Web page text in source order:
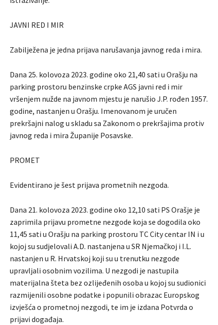
JAVNI RED I MIR
Zabilježena je jedna prijava narušavanja javnog reda i mira.
Dana 25. kolovoza 2023. godine oko 21,40 sati u Orašju na
parking prostoru benzinske crpke AGS javni red i mir
vršenjem nužde na javnom mjestu je narušio J.P. rođen 1957.
godine, nastanjen u Orašju. Imenovanom je uručen
prekršajni nalog u skladu sa Zakonom o prekršajima protiv
javnog reda i mira Županije Posavske.
PROMET
Evidentirano je šest prijava prometnih nezgoda.
Dana 21. kolovoza 2023. godine oko 12,10 sati PS Orašje je
zaprimila prijavu prometne nezgode koja se dogodila oko
11,45 sati u Orašju na parking prostoru TC City centar IN i u
kojoj su sudjelovali A.D. nastanjena u SR Njemačkoj i I.L.
nastanjen u R. Hrvatskoj koji su u trenutku nezgode
upravljali osobnim vozilima. U nezgodi je nastupila
materijalna šteta bez ozlijeđenih osoba u kojoj su sudionici
razmijenili osobne podatke i popunili obrazac Europskog
izvješća o prometnoj nezgodi, te im je izdana Potvrda o
prijavi događaja.